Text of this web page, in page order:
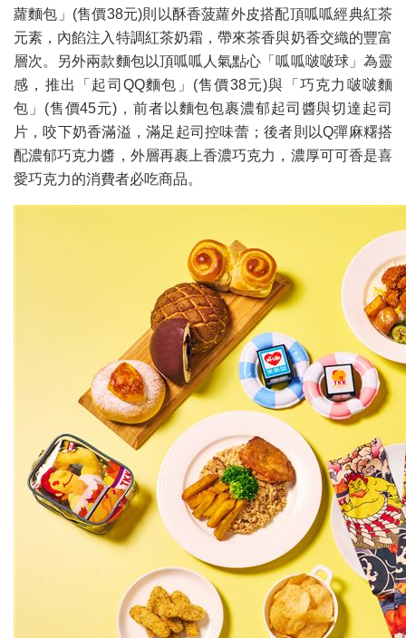
蘿麵包」(售價38元)則以酥香菠蘿外皮搭配頂呱呱經典紅茶
元素，內餡注入特調紅茶奶霜，帶來茶香與奶香交織的豐富
層次。另外兩款麵包以頂呱呱人氣點心「呱呱啵啵球」為靈
感，推出「起司QQ麵包」(售價38元)與「巧克力啵啵麵
包」(售價45元)，前者以麵包包裹濃郁起司醬與切達起司
片，咬下奶香滿溢，滿足起司控味蕾；後者則以Q彈麻糬搭
配濃郁巧克力醬，外層再裹上香濃巧克力，濃厚可可香是喜
愛巧克力的消費者必吃商品。